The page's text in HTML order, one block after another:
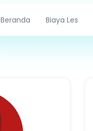
Beranda Biaya Les